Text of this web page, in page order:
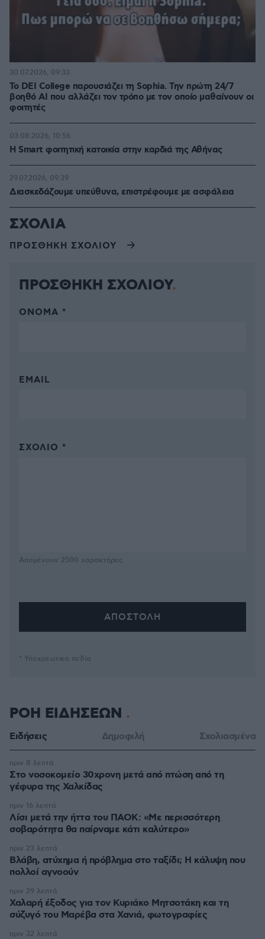
Το DEI College παρουσιάζει τη Sophia. Την πρώτη 24/7
βοηθό AI που αλλάζει τον τρόπο με τον οποίο μαθαίνουν οι
φοιτητές
30.07.2026, 09:33
Η Smart φοιτητική κατοικία στην καρδιά της Αθήνας
03.08.2026, 10:56
Διασκεδάζουμε υπεύθυνα, επιστρέφουμε με ασφάλεια
29.07.2026, 09:39
ΣΧΟΛΙΑ
ΠΡΟΣΘΗΚΗ ΣΧΟΛΙΟΥ
ΠΡΟΣΘΗΚΗ ΣΧΟΛΙΟΥ
ΌΝΟΜΑ *
EMAIL
ΣΧΌΛΙΟ *
Απομένουν 2500 χαρακτήρες
* Υποχρεωτικά πεδία
ΡΟΗ ΕΙΔΗΣΕΩΝ
Ειδήσεις Δημοφιλή Σχολιασμένα
Στο νοσοκομείο 30χρονη μετά από πτώση από τη
γέφυρα της Χαλκίδας
πριν 8 λεπτά
Λίσι μετά την ήττα του ΠΑΟΚ: «Με περισσότερη
σοβαρότητα θα παίρναμε κάτι καλύτερο»
πριν 16 λεπτά
Βλάβη, ατύχημα ή πρόβλημα στο ταξίδι; Η κάλυψη που
πολλοί αγνοούν
πριν 23 λεπτά
Χαλαρή έξοδος για τον Κυριάκο Μητσοτάκη και τη
σύζυγό του Μαρέβα στα Χανιά, φωτογραφίες
πριν 29 λεπτά
πριν 32 λεπτά